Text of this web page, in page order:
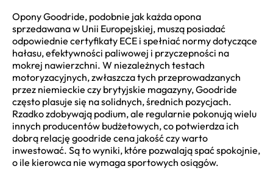
Opony Goodride, podobnie jak każda opona
sprzedawana w Unii Europejskiej, muszą posiadać
odpowiednie certyfikaty ECE i spełniać normy dotyczące
hałasu, efektywności paliwowej i przyczepności na
mokrej nawierzchni. W niezależnych testach
motoryzacyjnych, zwłaszcza tych przeprowadzanych
przez niemieckie czy brytyjskie magazyny, Goodride
często plasuje się na solidnych, średnich pozycjach.
Rzadko zdobywają podium, ale regularnie pokonują wielu
innych producentów budżetowych, co potwierdza ich
dobrą relację goodride cena jakość czy warto
inwestować. Są to wyniki, które pozwalają spać spokojnie,
o ile kierowca nie wymaga sportowych osiągów.